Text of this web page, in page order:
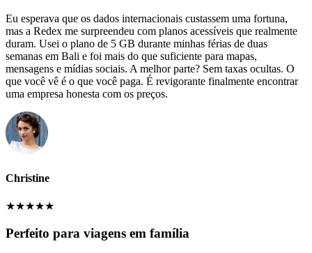
Eu esperava que os dados internacionais custassem uma fortuna,
mas a Redex me surpreendeu com planos acessíveis que realmente
duram. Usei o plano de 5 GB durante minhas férias de duas
semanas em Bali e foi mais do que suficiente para mapas,
mensagens e mídias sociais. A melhor parte? Sem taxas ocultas. O
que você vê é o que você paga. É revigorante finalmente encontrar
uma empresa honesta com os preços.
Christine
★★★★★
Perfeito para viagens em família